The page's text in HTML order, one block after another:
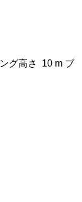
グ高さ 10 m ブ